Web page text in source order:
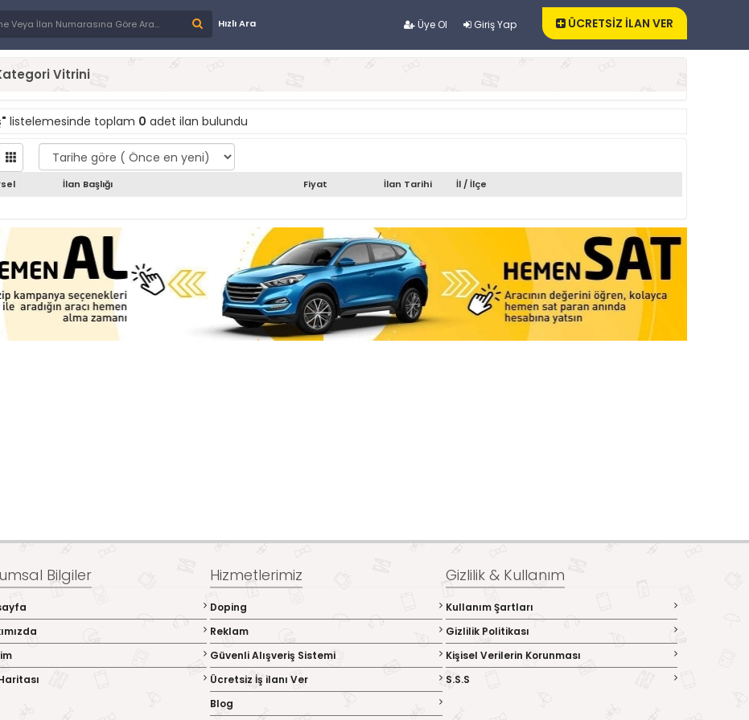
Üye Ol Giriş Yap
Hızlı Ara ÜCRETSİZ İLAN VER
Vitrini
listelemesinde toplam 0 adet ilan bulundu
İlan Başlığı Fiyat İlan Tarihi İl / İlçe
Bilgiler Hizmetlerimiz
Doping
Reklam
Güvenli Alışveriş Sistemi
Ücretsiz İş ilanı Ver
Blog
Gizlilik & Kullanım
Kullanım Şartları
Gizlilik Politikası
Kişisel Verilerin Korunması
S.S.S